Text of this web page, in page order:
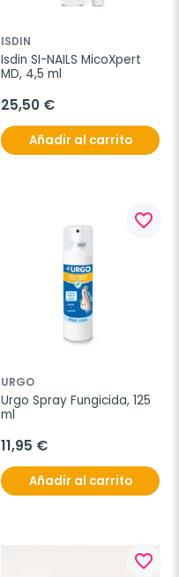
ISDIN
Isdin SI-NAILS MicoXpert
MD, 4,5 ml
25,50 €
Añadir al carrito
favorite_border
URGO
Urgo Spray Fungicida, 125
ml
11,95 €
Añadir al carrito
favorite_border